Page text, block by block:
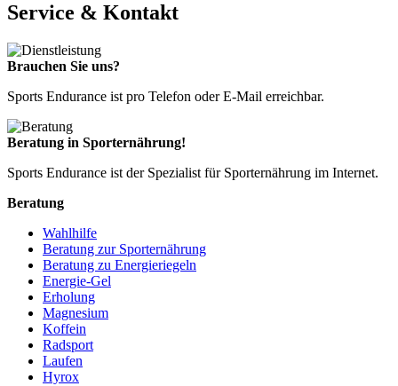
Service & Kontakt
Brauchen Sie uns?
Sports Endurance ist pro Telefon oder E-Mail erreichbar.
Beratung in Sporternährung!
Sports Endurance ist der Spezialist für Sporternährung im Internet.
Beratung
Wahlhilfe
Beratung zur Sporternährung
Beratung zu Energieriegeln
Energie-Gel
Erholung
Magnesium
Koffein
Radsport
Laufen
Hyrox